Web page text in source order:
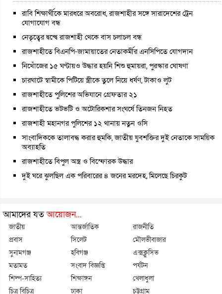
রাবি শিক্ষার্থীকে মারধরে অবরোধ, রাজশাহীর সঙ্গে সারাদেশের ট্রেন
যোগাযোগ বন্ধ
নেতৃত্বের দ্বন্দ্বে রাজশাহী থেকে বাস চলাচল বন্ধ
রাজশাহীতে বিএনপি-জামায়াতের নেতাকর্মীর এনসিপিতে যোগদান
নিখোঁজের ১৫ ঘণ্টায়ও উদ্ধার হয়নি শিশু হুমায়রা, পুরস্কার ঘোষণা
চারঘাটে স্বামীকে পিটিয়ে স্ত্রীকে তুলে নিয়ে ধর্ষণ, টাকাও লুট
রাজশাহীতে পুলিশের অভিযানে গ্রেফতার ২১
রাজশাহীতে ভটভটি ও অটোরিকশার সংঘর্ষে তিনজন নিহত
রাজশাহী মহানগর পুলিশের ১২ থানায় নতুন ওসি
সাংবাদিককে তালাবদ্ধ করার হুমকি, জাতীয় যুবশক্তির দুই নেতাকে সাময়িক
অব্যাহতি
রাজশাহীতে বিপুল অস্ত্র ও বিস্ফোরক উদ্ধার
দুই ঘরে ঝুলছিল এক পরিবারের ৪ জনের মরদেহ, মিলেছে চিরকুট
আমাদের যতআয়োজন...
জাতীয় আন্তর্জাতিক
রাজনীতি
প্রবাস
সিলেট
মৌলভীবাজার
সুনামগঞ্জ
হবিগঞ্জ
এক্সক্লুসিভ
মতামত
সংবাদ বিজ্ঞপ্তি
পর্যটন
শিল্প-সাহিত্য
শিক্ষাঙ্গন
খেলাধুলা
চিত্র বিচিত্র
ঢাকা চট্টগ্রাম